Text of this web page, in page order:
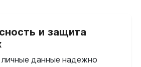
и защита
данные надежно